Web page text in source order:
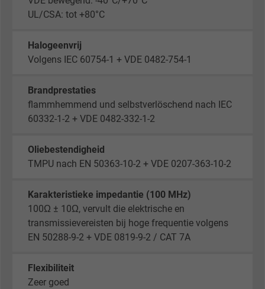
statistical data on how the visitor uses the
Name _gid, Google Analytics
Vendor Google LLC
Expire 1 day
Purpose
statistical data on how the visitor uses the
website.
Name _gat_UA-36516539-1, Google Analytics
Vendor Google LLC
Expire
UL/CSA: tot +80°C
Halogeenvrij
Volgens IEC 60754-1 + VDE 0482-754-1
Brandprestaties
flammhemmend und selbstverlöschend nach IEC
60332-1-2 + VDE 0482-332-1-2
Oliebestendigheid
TMPU nach EN 50363-10-2 + VDE 0207-363-10-2
Karakteristieke impedantie (100 MHz)
100Ω ± 10Ω, vervult die elektrische en
transmissievereisten bij hoge frequentie volgens
EN 50288-9-2 + VDE 0819-9-2 / CAT 7A
Flexibiliteit
Zeer goed